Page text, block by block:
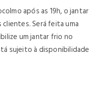
após as 19h, o jantar
Será feita uma
um jantar frio no
sujeito à disponibilidade